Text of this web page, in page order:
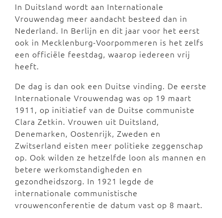
In Duitsland wordt aan Internationale
Vrouwendag meer aandacht besteed dan in
Nederland. In Berlijn en dit jaar voor het eerst
ook in Mecklenburg-Voorpommeren is het zelfs
een officiële feestdag, waarop iedereen vrij
heeft.
De dag is dan ook een Duitse vinding. De eerste
Internationale Vrouwendag was op 19 maart
1911, op initiatief van de Duitse communiste
Clara Zetkin. Vrouwen uit Duitsland,
Denemarken, Oostenrijk, Zweden en
Zwitserland eisten meer politieke zeggenschap
op. Ook wilden ze hetzelfde loon als mannen en
betere werkomstandigheden en
gezondheidszorg. In 1921 legde de
internationale communistische
vrouwenconferentie de datum vast op 8 maart.